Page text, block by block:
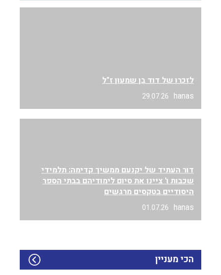
לזכרו של דוד בן שמעון ז"ל
hanas
29.07.26
דור העתיד של יקנעם ממשיך קדימה: תלמידי
שכבות ו' ציינו את סיום לימודיהם בבתי הספר
היסודיים בטקסים מרגשים
hanas
01.07.26
הכי מעניין